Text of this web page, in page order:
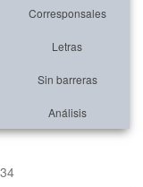
Corresponsales
Letras
Sin barreras
Análisis